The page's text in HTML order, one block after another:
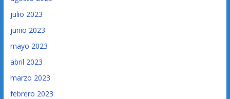
julio 2023
junio 2023
mayo 2023
abril 2023
marzo 2023
febrero 2023